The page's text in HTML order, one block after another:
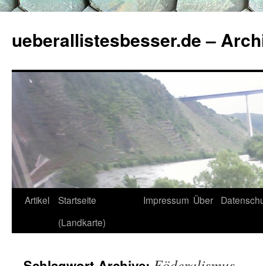
ueberallistesbesser.de –
Zum
Artikel
Startseite
(Landkarte)
Impressum Über